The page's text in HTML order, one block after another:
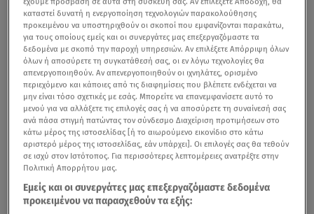
καταστεί δυνατή η ενεργοποίηση τεχνολογιών παρακολούθησης
προκειμένου να υποστηριχθούν οι σκοποί που εμφανίζονται παρακάτω,
για τους οποίους εμείς και οι συνεργάτες μας επεξεργαζόμαστε τα
δεδομένα με σκοπό την παροχή υπηρεσιών. Αν επιλέξετε Απόρριψη όλων
όλων ή αποσύρετε τη συγκατάθεσή σας, οι εν λόγω τεχνολογίες θα
απενεργοποιηθούν. Αν απενεργοποιηθούν οι ιχνηλάτες, ορισμένο
περιεχόμενο και κάποιες από τις διαφημίσεις που βλέπετε ενδέχεται να
μην είναι τόσο σχετικές με εσάς. Μπορείτε να επανεμφανίσετε αυτό το
μενού για να αλλάξετε τις επιλογές σας ή να αποσύρετε τη συναίνεσή σας
ανά πάσα στιγμή πατώντας τον σύνδεσμο Διαχείριση προτιμήσεων στο
κάτω μέρος της ιστοσελίδας [ή το αιωρούμενο εικονίδιο στο κάτω
αριστερό μέρος της ιστοσελίδας, εάν υπάρχει]. Οι επιλογές σας θα τεθούν
σε ισχύ στον Ιστότοπος. Για περισσότερες λεπτομέρειες ανατρέξτε στην
Πολιτική Απορρήτου μας.
Εμείς και οι συνεργάτες μας επεξεργαζόμαστε δεδομένα
προκειμένου να παρασχεθούν τα εξής: